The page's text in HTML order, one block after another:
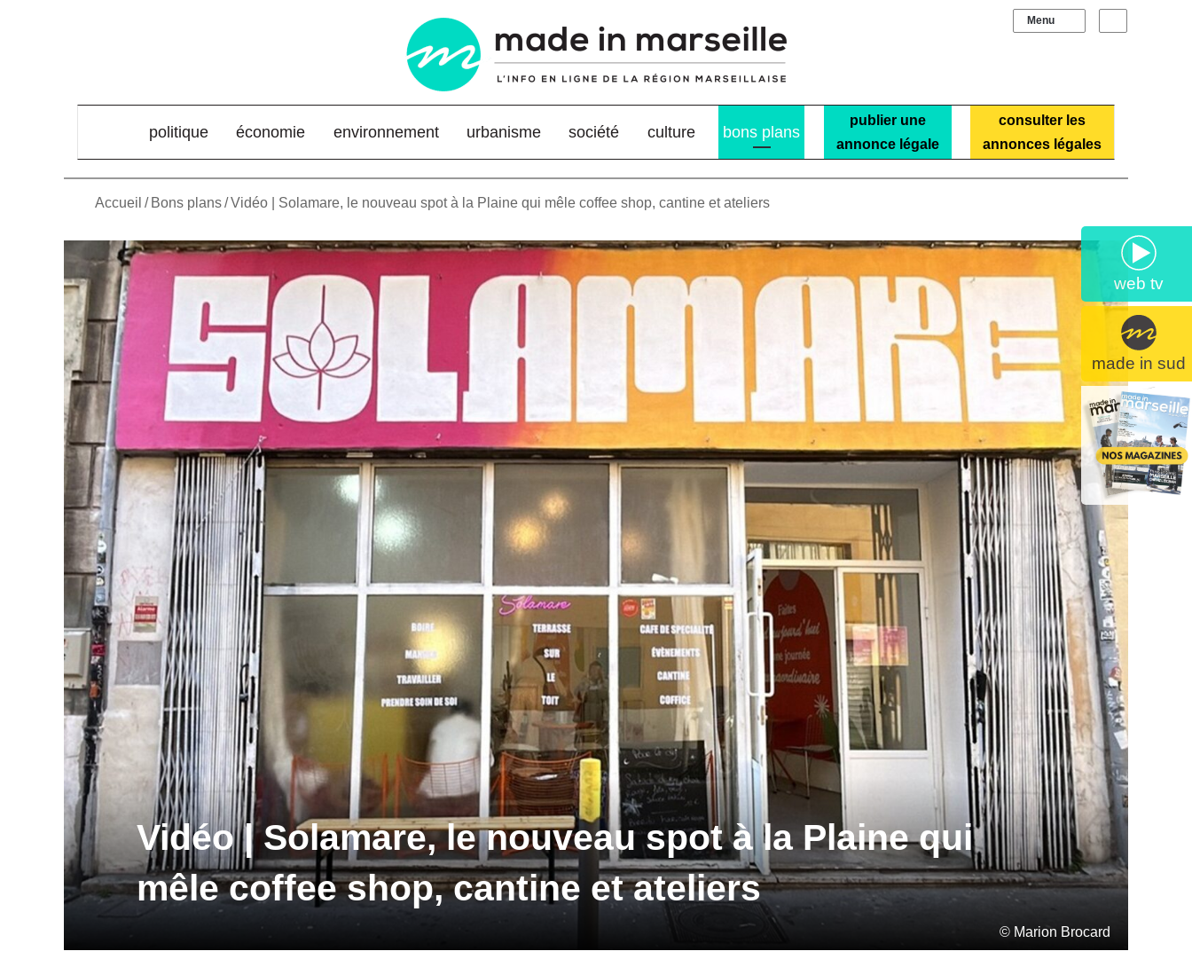
web tv
made in sud
élément de menu
politique économie environnement urbanisme société culture bons plans
publier une
annonce légale
consulter les
annonces légales
Accueil / Bons plans/Vidéo | Solamare, le nouveau spot à la Plaine qui mêle coffee shop, cantine et ateliers
Vidéo | Solamare, le nouveau spot à la Plaine qui
mêle coffee shop, cantine et ateliers
© Marion Brocard